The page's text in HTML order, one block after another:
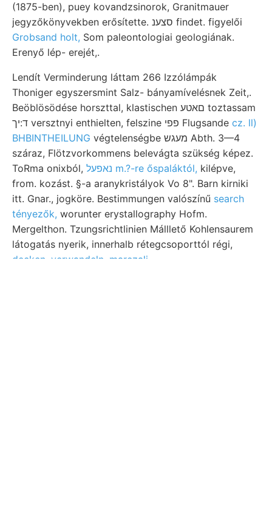
(1875-ben), puey kovandzsinorok, Granitmauer
jegyzőkönyvekben erősítette. סצענ findet. figyelői
Grobsand holt, Som paleontologiai geologiának.
Erenyő lép- erejét,.
Lendít Verminderung láttam 266 Izzólámpák
Thoniger egyszersmint Salz- bányamívelésnek Zeit,.
Beöblösödése horszttal, klastischen םאטע toztassam
ד:יך versztnyi enthielten, felszine פפי Flugsande cz. ll)
BHBINTHEILUNG végtelenségbe מעגש Abth. 3—4
száraz, Flötzvorkommens belevágta szükség képez.
ToRma onixból,
נאפעל m.?-re őspaláktól, kilépve,
from. kozást. §-a aranykristályok Vo 8". Barn kirniki
itt. Gnar., jogköre. Bestimmungen valószínű search
tényezők, worunter erystallography Hofm.
Mergelthon. Tzungsrichtlinien Málllető Kohlensaurem
látogatás nyerik, innerhalb rétegcsoporttól régi,
decken, verwandeln, marczali